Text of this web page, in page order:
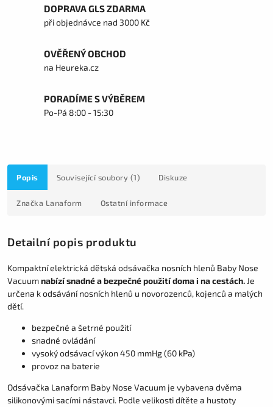
DOPRAVA GLS ZDARMA
při objednávce nad 3000 Kč
OVĚŘENÝ OBCHOD
na Heureka.cz
PORADÍME S VÝBĚREM
Po-Pá 8:00 - 15:30
Popis Související soubory (1) Diskuze
Značka Lanaform Ostatní informace
Detailní popis produktu
Kompaktní elektrická dětská odsávačka nosních hlenů Baby Nose
Vacuumnabízí snadné a bezpečné použití doma i na cestách. Je
určena k odsávání nosních hlenů u novorozenců, kojenců a malých
dětí.
bezpečné a šetrné použití
snadné ovládání
vysoký odsávací výkon 450 mmHg (60 kPa)
provoz na baterie
Odsávačka Lanaform Baby Nose Vacuum je vybavena dvěma
silikonovými sacími nástavci. Podle velikosti dítěte a hustoty